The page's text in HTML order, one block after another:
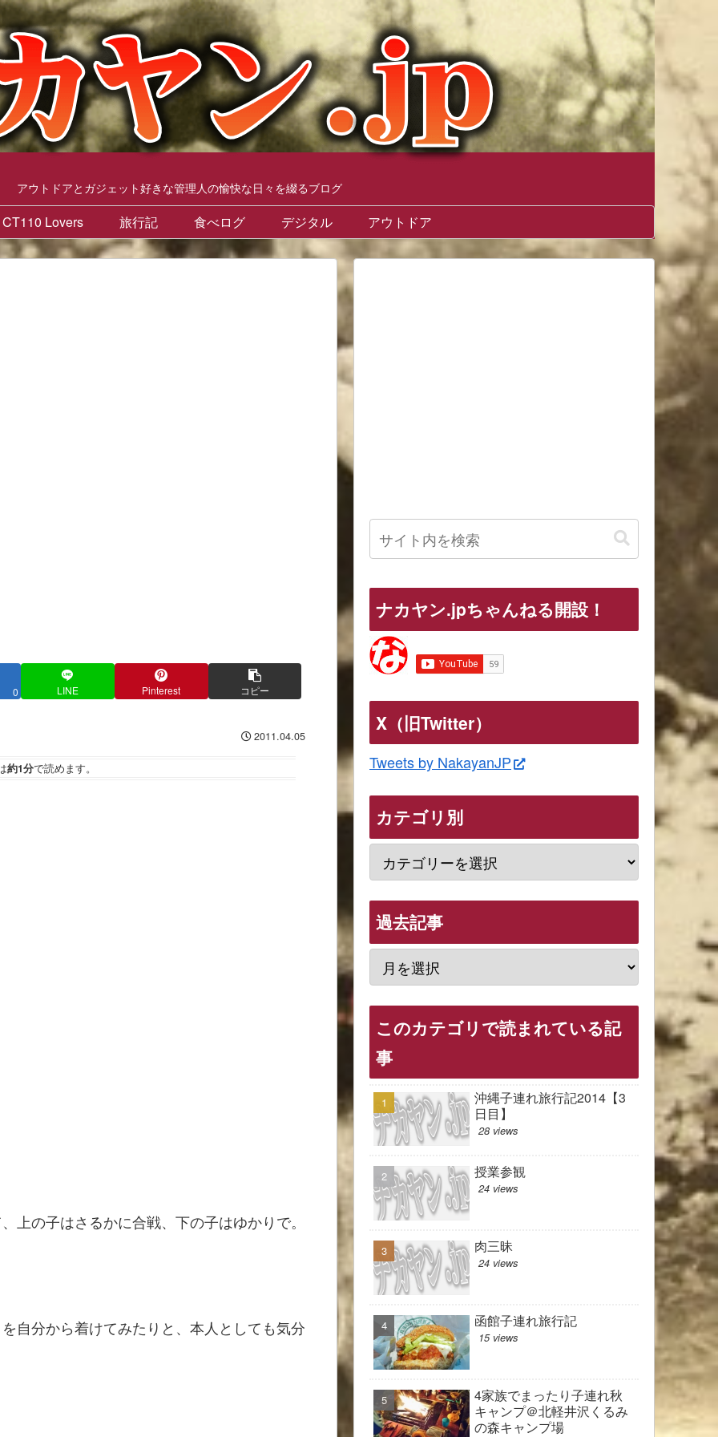
アウトドアとガジェット好きな管理人の愉快な日々を綴るブログ
CT110 Lovers 旅行記 食べログ デジタル アウトドア
0 LINE Pinterest コピー
2011.04.05
約1分で読めます。
上の子はさるかに合戦、下の子はゆかりで。
自分から着けてみたりと、本人としても気分
ナカヤン.jpちゃんねる開設！
X（旧Twitter）
Tweets by NakayanJP
カテゴリ別
過去記事
このカテゴリで読まれている記
事
沖縄子連れ旅行記2014【3
日目】
28 views
授業参観
24 views
肉三昧
24 views
函館子連れ旅行記
15 views
4家族でまったり子連れ秋
キャンプ＠北軽井沢くるみ
の森キャンプ場